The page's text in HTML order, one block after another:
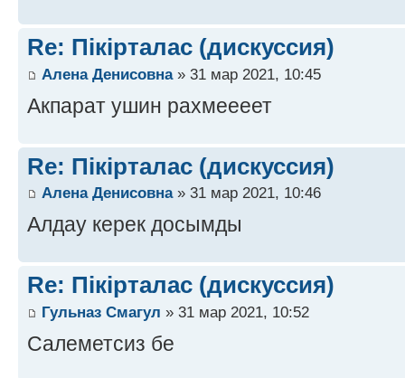
Re: Пікірталас (дискуссия)
Алена Денисовна» 31 мар 2021, 10:45
Акпарат ушин рахмеееет
Re: Пікірталас (дискуссия)
Алена Денисовна» 31 мар 2021, 10:46
Алдау керек досымды
Re: Пікірталас (дискуссия)
Гульназ Смагул » 31 мар 2021, 10:52
Салеметсиз бе